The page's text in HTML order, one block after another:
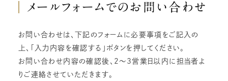
メールフォームでのお問い合わせ
お問い合わせは、下記のフォームに必要事項をご記入の
上、「入力内容を確認する」ボタンを押してください。
お問い合わせ内容の確認後、2～3営業日以内に担当者よ
りご連絡させていただきます。